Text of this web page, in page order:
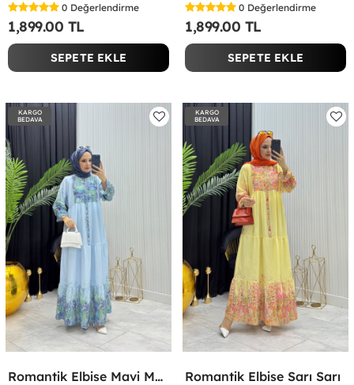
0 Değerlendirme
1,899.00 TL
SEPETE EKLE
0 Değerlendirme
1,899.00 TL
SEPETE EKLE
KARGO
BEDAVA
Romantik Elbise Mavi Mavi
KARGO
BEDAVA
Romantik Elbise Sarı Sarı